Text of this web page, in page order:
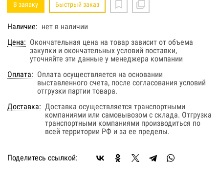
В заявку Быстрый заказ
Наличие: нет в наличии
Цена: Окончательная цена на товар зависит от объема
закупки и окончательных условий поставки,
уточняйте эти данные у менеджера компании
Оплата: Оплата осуществляется на основании
выставленного счета, после согласования условий
отгрузки партии товара.
Доставка: Доставка осуществляется транспортными
компаниями или самовывозом с склада. Отгрузка
транспортными компаниями производиться по
всей территории РФ и за ее пределы.
Поделитесь ссылкой: